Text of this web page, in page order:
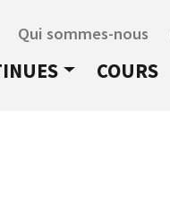
COURS
Qui sommes-nous